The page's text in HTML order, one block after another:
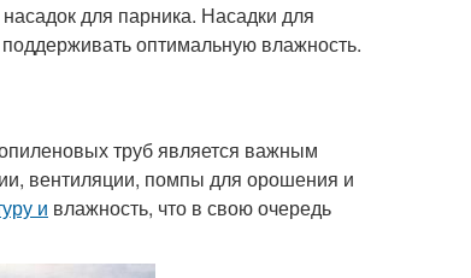
для парника. Насадки для
оптимальную влажность.
труб является важным
вентиляции, помпы для орошения и
и влажность, что в свою очередь